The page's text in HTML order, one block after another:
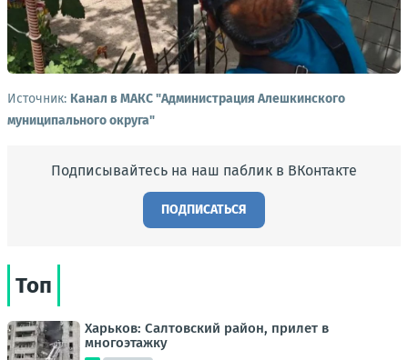
Источник: Канал в МАКС "Администрация Алешкинского
муниципального округа"
Подписывайтесь на наш паблик в ВКонтакте
ПОДПИСАТЬСЯ
Топ
Харьков: Салтовский район, прилет в
многоэтажку